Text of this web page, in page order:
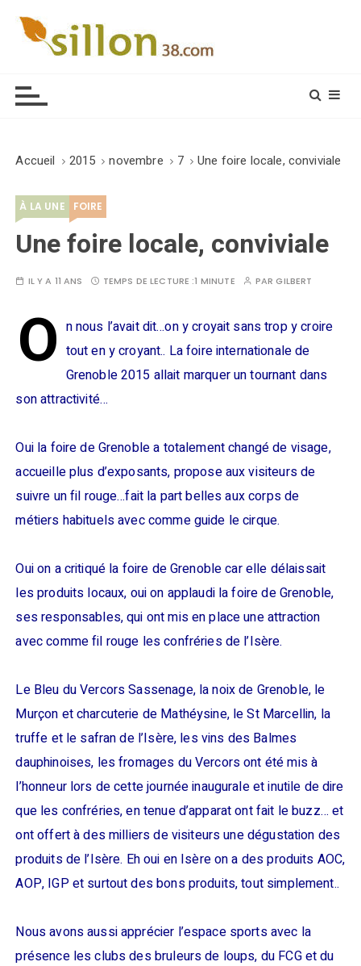
Accueil 2015 novembre 7 Une foire locale, conviviale
À LA UNE FOIRE
Une foire locale, conviviale
IL Y A 11 ANS TEMPS DE LECTURE :1 MINUTE PARGILBERT
O n nous l’avait dit…on y croyait sans trop y croire
tout en y croyant.. La foire internationale de
Grenoble 2015 allait marquer un tournant dans
son attractivité…
Oui la foire de Grenoble a totalement changé de visage,
accueille plus d’exposants, propose aux visiteurs de
suivre un fil rouge…fait la part belles aux corps de
métiers habituels avec comme guide le cirque.
Oui on a critiqué la foire de Grenoble car elle délaissait
les produits locaux, oui on applaudi la foire de Grenoble,
ses responsables, qui ont mis en place une attraction
avec comme fil rouge les confréries de l’Isère.
Le Bleu du Vercors Sassenage, la noix de Grenoble, le
Murçon et charcuterie de Mathéysine, le St Marcellin, la
truffe et le safran de l’Isère, les vins des Balmes
dauphinoises, les fromages du Vercors ont été mis à
l’honneur lors de cette journée inaugurale et inutile de dire
que les confréries, en tenue d’apparat ont fait le buzz… et
ont offert à des milliers de visiteurs une dégustation des
produits de l’Isère. Eh oui en Isère on a des produits AOC,
AOP, IGP et surtout des bons produits, tout simplement..
Nous avons aussi apprécier l’espace sports avec la
présence les clubs des bruleurs de loups, du FCG et du